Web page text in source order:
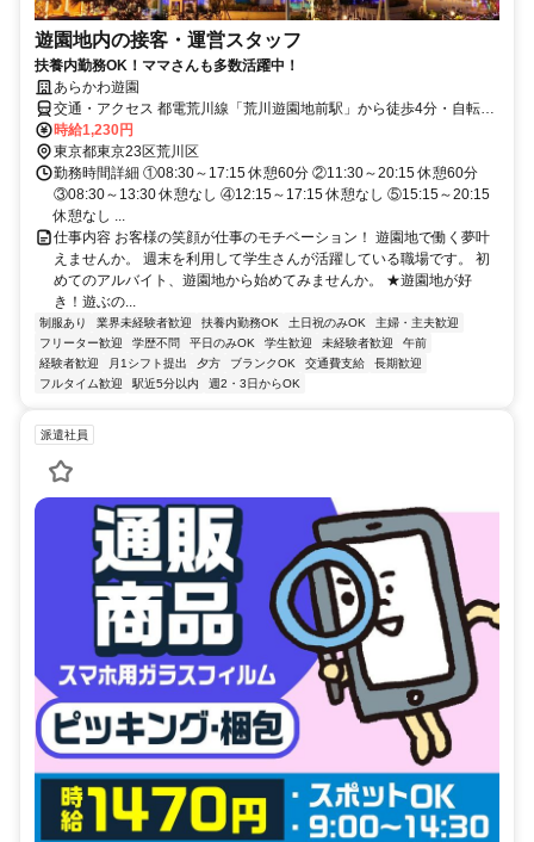
遊園地内の接客・運営スタッフ
扶養内勤務OK！ママさんも多数活躍中！
あらかわ遊園
交通・アクセス 都電荒川線「荒川遊園地前駅」から徒歩4分・自転車
通勤OK
時給1,230円
東京都東京23区荒川区
勤務時間詳細 ①08:30～17:15 休憩60分 ②11:30～20:15 休憩60分
③08:30～13:30 休憩なし ④12:15～17:15 休憩なし ⑤15:15～20:15
休憩なし ...
仕事内容 お客様の笑顔が仕事のモチベーション！ 遊園地で働く夢叶
えませんか。 週末を利用して学生さんが活躍している職場です。 初
めてのアルバイト、遊園地から始めてみませんか。 ★遊園地が好
き！遊ぶの...
制服あり 業界未経験者歓迎 扶養内勤務OK 土日祝のみOK
主婦・主夫歓迎
フリーター歓迎
学歴不問 平日のみOK 学生歓迎 未経験者歓迎
午前
経験者歓迎
月1シフト提出 夕方 ブランクOK 交通費支給
長期歓迎
フルタイム歓迎
駅近5分以内 週2・3日からOK
派遣社員